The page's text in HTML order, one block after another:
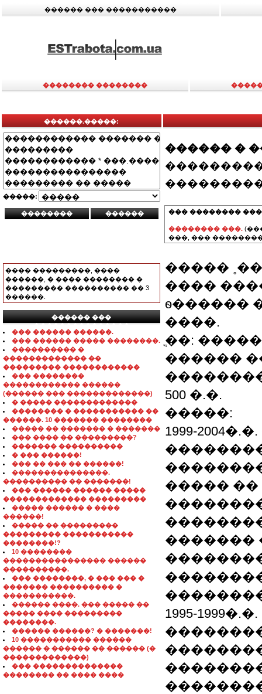
������ ��� �����������
�������� ��������
������.�����:
�����:
���� ���������, ����
������, � ���� �������� �
��������� ���������� �� 3
������.
������ ���
���������������
��� ������ ������.
��� ������ ����� ��������.
���������� �
������������� ��
��������� ������������
��� ��������
������������ ������
(������ ��� �������������)
� ����� �������������
�������� � ����������� ��
������. 10 ������� ��������
����� �� ������� � �������
��� ���� �� ���������?
������� ����������
� ��� ������!
��� �� ��� �� ������!
���������������.
���������� �� �������!
��� ������ ������ �����
������������� ���������
����� ������ � ����
������!
����� �� ���������
��������� �����������
��������!?
10 ��������
���������������� ������
����������.
��� ��������, � ��� ��� �
������� ���������� �
�����������.
������ ����. ��� ����� ��
����� ���� ���������
��������.
������ ������? � �������!
10 ����������� ������
������ � ������ �� ������ (�
�������������)
��� ��������������
�������� �� ���� ����
������ �
��� ��������
�������� ���.
���, ���
�����
����
ѳ������
����.
������,
������
500 �.�.
�����:
1999-
�����
�������
1995-